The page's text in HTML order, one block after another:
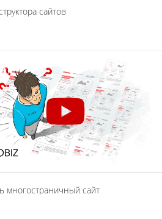
сайтов
многостраничный сайт